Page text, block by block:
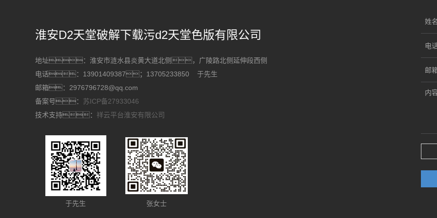
淮安D2天堂破解下载污d2天堂色版有限公司
地址：淮安市涟水县炎黄大道北侧，广陵路北侧延伸段西侧
电话：13901409387；13705233850 于先生
邮箱：2976796728@qq.com
备案号： 苏ICP备27933046
技术支持： 祥云平台淮安有限公司
于先生 张女士
姓名
电
邮
内